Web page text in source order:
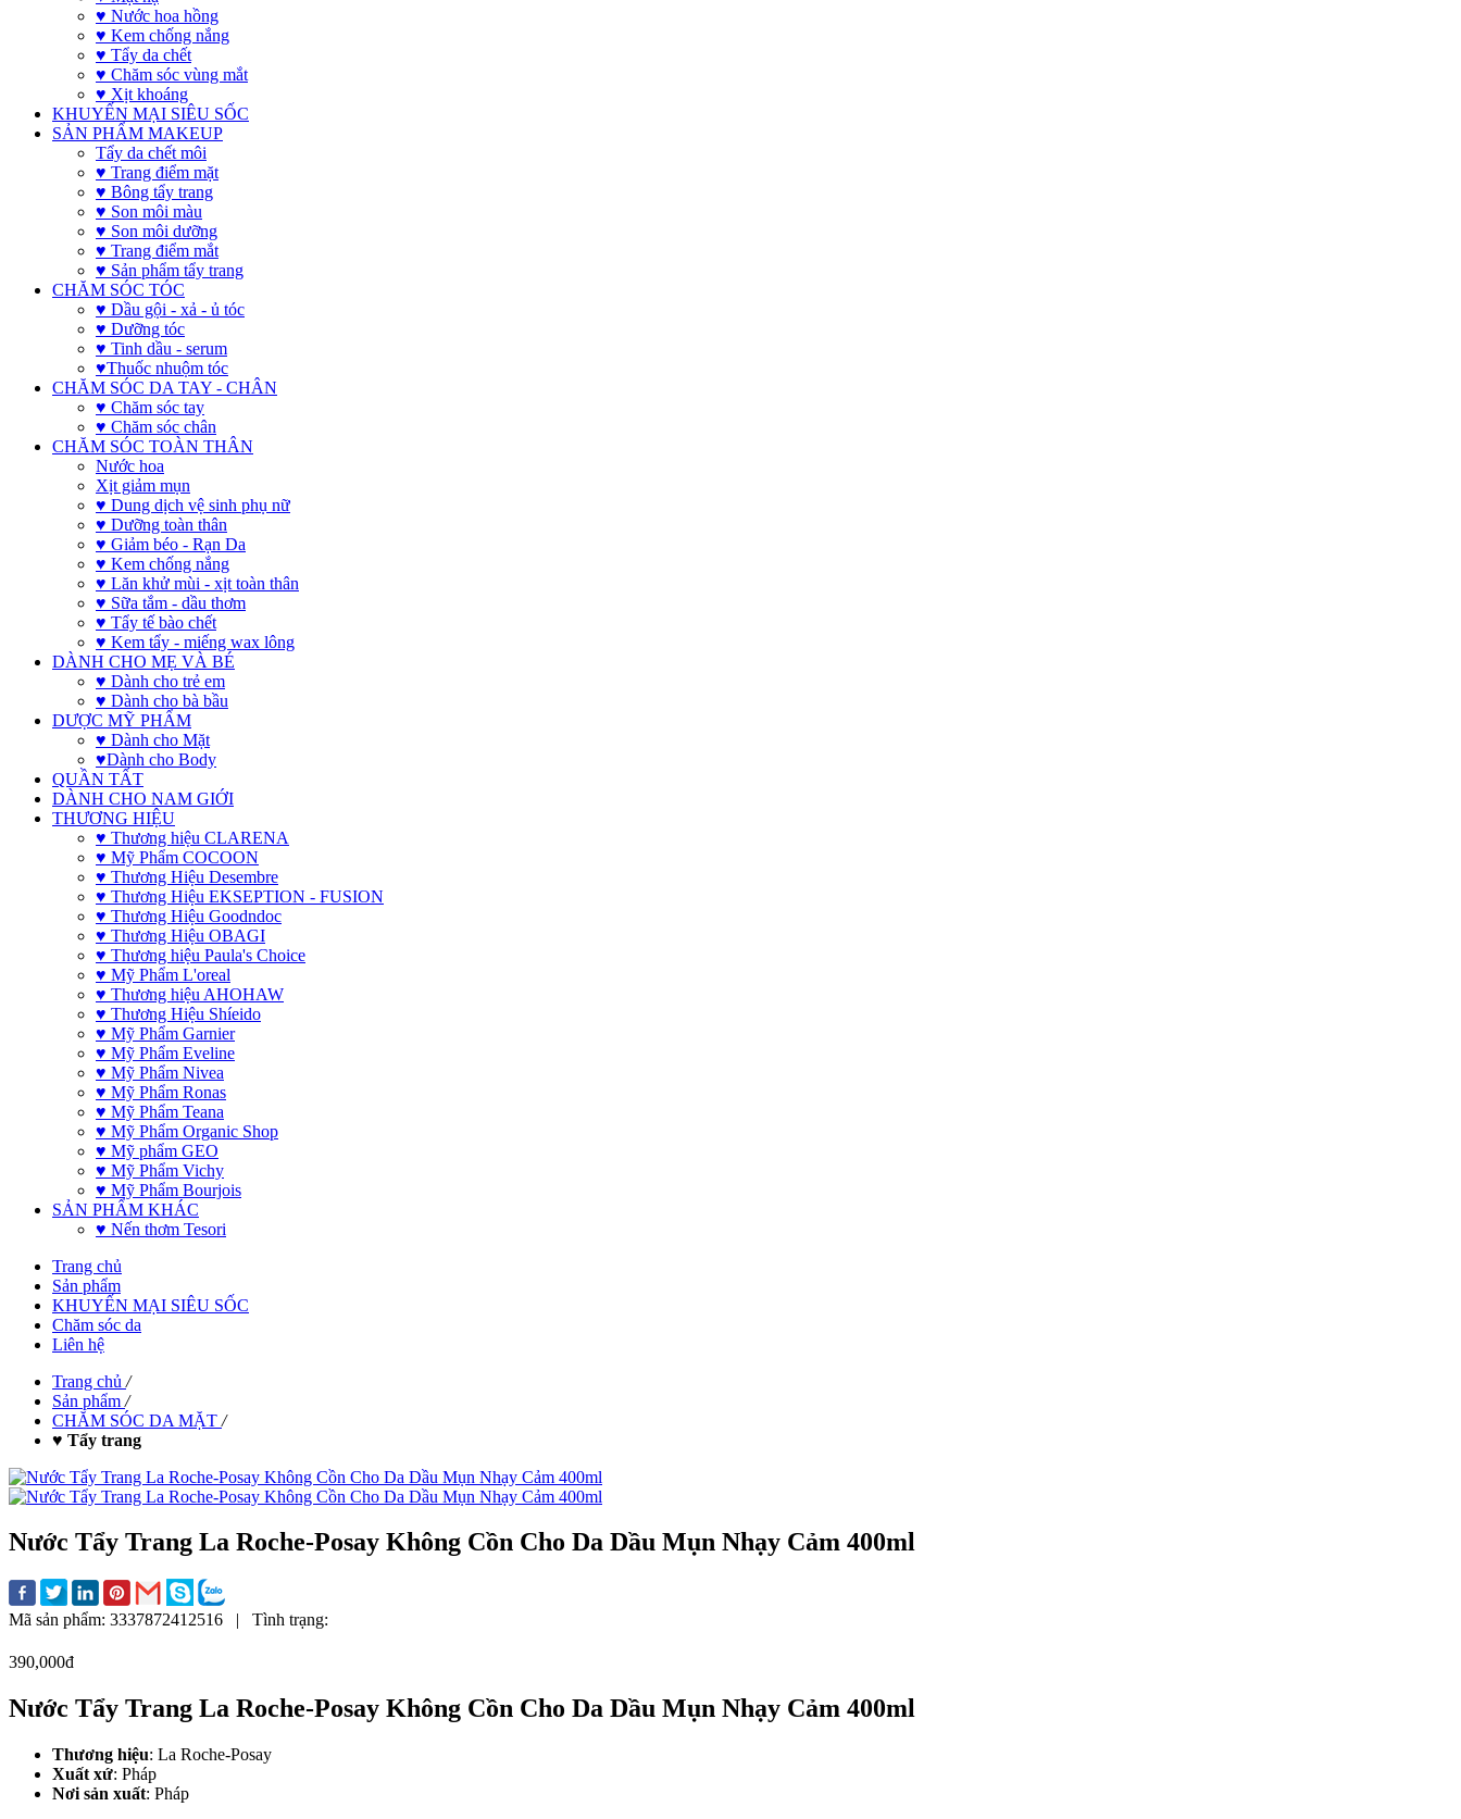
♥ Nước hoa hồng
♥ Kem chống nắng
♥ Tẩy da chết
♥ Chăm sóc vùng mắt
♥ Xịt khoáng
KHUYẾN MẠI SIÊU SỐC
SẢN PHẨM MAKEUP
Tẩy da chết môi
♥ Trang điểm mặt
♥ Bông tẩy trang
♥ Son môi màu
♥ Son môi dưỡng
♥ Trang điểm mắt
♥ Sản phẩm tẩy trang
CHĂM SÓC TÓC
♥ Dầu gội - xả - ủ tóc
♥ Dưỡng tóc
♥ Tinh dầu - serum
♥Thuốc nhuộm tóc
CHĂM SÓC DA TAY - CHÂN
♥ Chăm sóc tay
♥ Chăm sóc chân
CHĂM SÓC TOÀN THÂN
Nước hoa
Xịt giảm mụn
♥ Dung dịch vệ sinh phụ nữ
♥ Dưỡng toàn thân
♥ Giảm béo - Rạn Da
♥ Kem chống nắng
♥ Lăn khử mùi - xịt toàn thân
♥ Sữa tắm - dầu thơm
♥ Tẩy tế bào chết
♥ Kem tẩy - miếng wax lông
DÀNH CHO MẸ VÀ BÉ
♥ Dành cho trẻ em
♥ Dành cho bà bầu
DƯỢC MỸ PHẨM
♥ Dành cho Mặt
♥Dành cho Body
QUẦN TẤT
DÀNH CHO NAM GIỚI
THƯƠNG HIỆU
♥ Thương hiệu CLARENA
♥ Mỹ Phẩm COCOON
♥ Thương Hiệu Desembre
♥ Thương Hiệu EKSEPTION - FUSION
♥ Thương Hiệu Goodndoc
♥ Thương Hiệu OBAGI
♥ Thương hiệu Paula's Choice
♥ Mỹ Phẩm L'oreal
♥ Thương hiệu AHOHAW
♥ Thương Hiệu Shíeido
♥ Mỹ Phẩm Garnier
♥ Mỹ Phẩm Eveline
♥ Mỹ Phẩm Nivea
♥ Mỹ Phẩm Ronas
♥ Mỹ Phẩm Teana
♥ Mỹ Phẩm Organic Shop
♥ Mỹ phẩm GEO
♥ Mỹ Phẩm Vichy
♥ Mỹ Phẩm Bourjois
SẢN PHẨM KHÁC
♥ Nến thơm Tesori
Trang chủ
Sản phẩm
KHUYẾN MẠI SIÊU SỐC
Chăm sóc da
Liên hệ
Trang chủ /
Sản phẩm /
CHĂM SÓC DA MẶT /
♥ Tẩy trang
Nước Tẩy Trang La Roche-Posay Không Cồn Cho Da Dầu Mụn Nhạy Cảm 400ml
Mã sản phẩm: 3337872412516 | Tình trạng:
390,000đ
Nước Tẩy Trang La Roche-Posay Không Cồn Cho Da Dầu Mụn Nhạy Cảm 400ml
Thương hiệu: La Roche-Posay
Xuất xứ: Pháp
Nơi sản xuất: Pháp